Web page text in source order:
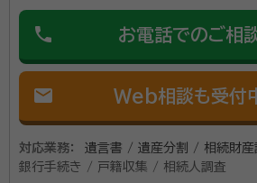
す。
phone お電話でのご相
mail Web相談も受付
対応業務：
遺言書 / 遺産分割 / 相続財
銀行手続き / 戸籍収集 / 相続人調査